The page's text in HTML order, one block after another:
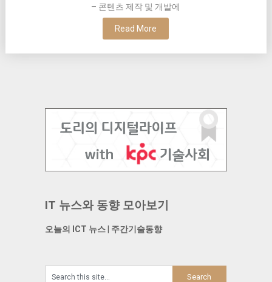
– 콘텐츠 제작 및 개발에
Read More
IT 뉴스와 동향 모아보기
오늘의 ICT 뉴스| 주간기술동향